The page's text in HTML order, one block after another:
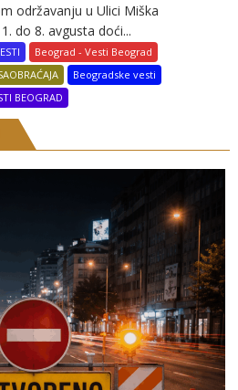
održavanju u Ulici Miška
do 8. avgusta doći...
Beograd - Vesti Beograd
Beogradske vesti
BEOGRAD